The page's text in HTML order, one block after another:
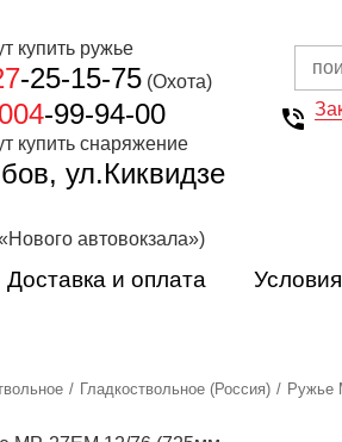
-25-15-75 (Охота)
-99-94-00
ул.Киквидзе
автовокзала»)
Доставка и оплата
Гладкоствольное (Россия) Ружье